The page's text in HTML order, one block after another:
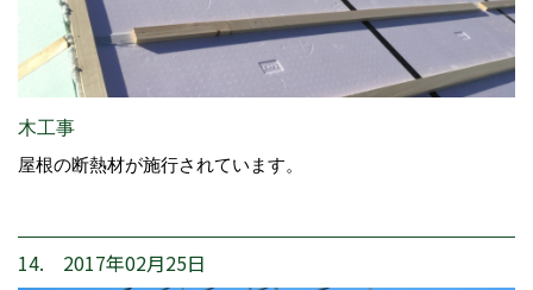
木工事
屋根の断熱材が施行されています。
14. 2017年02月25日